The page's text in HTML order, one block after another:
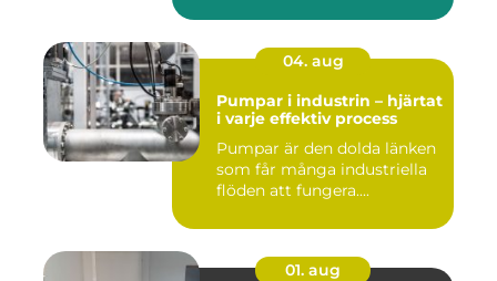
04. aug
Pumpar i industrin – hjärtat
i varje effektiv process
Pumpar är den dolda länken
som får många industriella
flöden att fungera....
01. aug